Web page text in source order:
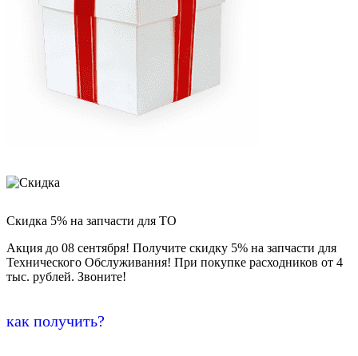
Скидка 5% на запчасти для ТО
Акция до 08 сентября! Получите скидку 5% на запчасти для
Технического Обслуживания! При покупке расходников от 4
тыс. рублей. Звоните!
как получить?